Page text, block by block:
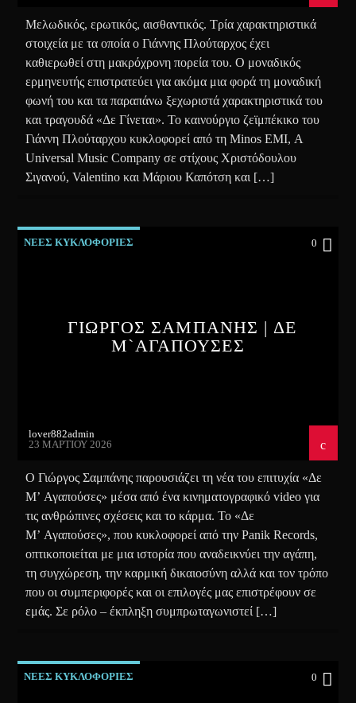
Μελωδικός, ερωτικός, αισθαντικός. Τρία χαρακτηριστικά
στοιχεία με τα οποία ο Γιάννης Πλούταρχος έχει
καθιερωθεί στη μακρόχρονη πορεία του. Ο μοναδικός
ερμηνευτής επιστρατεύει για ακόμα μια φορά τη μοναδική
φωνή του και τα παραπάνω ξεχωριστά χαρακτηριστικά του
και τραγουδά «Δε Γίνεται». Το καινούργιο ζεϊμπέκικο του
Γιάννη Πλούταρχου κυκλοφορεί από τη Minos EMI, A
Universal Music Company σε στίχους Χριστόδουλου
Σιγανού, Valentino και Μάριου Καπότση και […]
ΝΕΕΣ ΚΥΚΛΟΦΟΡΙΕΣ 0
ΓΙΩΡΓΟΣ ΣΑΜΠΑΝΗΣ | ΔΕ
Μ`ΑΓΑΠΟΥΣΕΣ
lover882admin
23 ΜΑΡΤΊΟΥ 2026
Ο Γιώργος Σαμπάνης παρουσιάζει τη νέα του επιτυχία «Δε
Μ’ Αγαπούσες» μέσα από ένα κινηματογραφικό video για
τις ανθρώπινες σχέσεις και το κάρμα. Το «Δε
Μ’ Αγαπούσες», που κυκλοφορεί από την Panik Records,
οπτικοποιείται με μια ιστορία που αναδεικνύει την αγάπη,
τη συγχώρεση, την καρμική δικαιοσύνη αλλά και τον τρόπο
που οι συμπεριφορές και οι επιλογές μας επιστρέφουν σε
εμάς. Σε ρόλο – έκπληξη συμπρωταγωνιστεί […]
ΝΕΕΣ ΚΥΚΛΟΦΟΡΙΕΣ 0